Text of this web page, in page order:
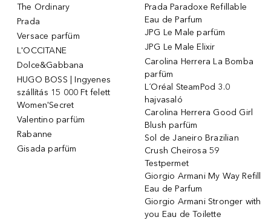
The Ordinary
Prada
Versace parfüm
L'OCCITANE
Dolce&Gabbana
HUGO BOSS | Ingyenes
szállítás 15 000 Ft felett
Women'Secret
Valentino parfüm
Rabanne
Gisada parfüm
Prada Paradoxe Refillable
Eau de Parfum
JPG Le Male parfüm
JPG Le Male Elixir
Carolina Herrera La Bomba
parfüm
L´Oréal SteamPod 3.0
hajvasaló
Carolina Herrera Good Girl
Blush parfüm
Sol de Janeiro Brazilian
Crush Cheirosa 59
Testpermet
Giorgio Armani My Way Refill
Eau de Parfum
Giorgio Armani Stronger with
you Eau de Toilette